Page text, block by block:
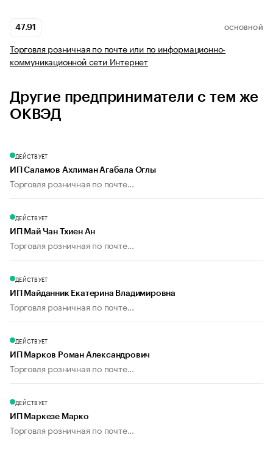
47.91 ОСНОВНОЙ
Торговля розничная по почте или по информационно-
коммуникационной сети Интернет
Другие предприниматели с тем же
ОКВЭД
ДЕЙСТВУЕТ
ИП Саламов Ахлиман Агабала Оглы
Торговля розничная по почте...
ДЕЙСТВУЕТ
ИП Май Чан Тхиен Ан
Торговля розничная по почте...
ДЕЙСТВУЕТ
ИП Майданник Екатерина Владимировна
Торговля розничная по почте...
ДЕЙСТВУЕТ
ИП Марков Роман Александрович
Торговля розничная по почте...
ДЕЙСТВУЕТ
ИП Маркезе Марко
Торговля розничная по почте...